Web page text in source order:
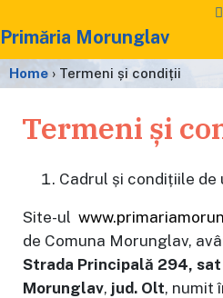
Primăria Morunglav
Home › Termeni și condiții
Termeni și
Cadrul și condițiile de
Site-ul
de Comuna Morunglav,
Strada Principală 294,
Morunglav, jud. Olt, numit